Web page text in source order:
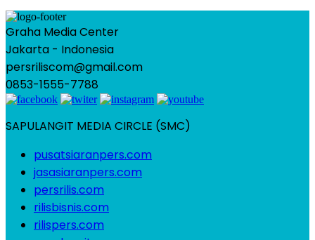
Graha Media Center
Jakarta - Indonesia
persriliscom@gmail.com
0853-1555-7788
SAPULANGIT MEDIA CIRCLE (SMC)
pusatsiaranpers.com
jasasiaranpers.com
persrilis.com
rilisbisnis.com
rilispers.com